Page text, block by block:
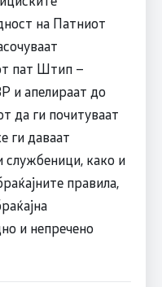
на Патниот
пат Штип –
и апелираат до
да ги почитуваат
ги даваат
како и
правила,
и непречено